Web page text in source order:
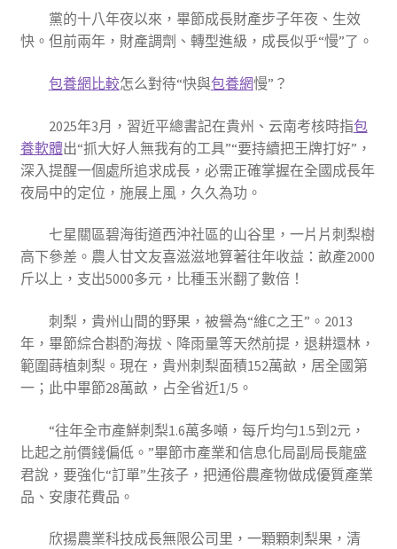
黨的十八年夜以來，畢節成長財產步子年夜、生效
快。但前兩年，財產調劑、轉型進級，成長似乎“慢”了。
包養網比較怎么對待“快與包養網慢”？
2025年3月，習近平總書記在貴州、云南考核時指包
養軟體出“抓大好人無我有的工具”“要持續把王牌打好”，
深入提醒一個處所追求成長，必需正確掌握在全國成長年
夜局中的定位，施展上風，久久為功。
七星關區碧海街道西沖社區的山谷里，一片片刺梨樹
高下參差。農人甘文友喜滋滋地算著往年收益：畝產2000
斤以上，支出5000多元，比種玉米翻了數倍！
刺梨，貴州山間的野果，被譽為“維C之王”。2013
年，畢節綜合斟酌海拔、降雨量等天然前提，退耕還林，
範圍蒔植刺梨。現在，貴州刺梨面積152萬畝，居全國第
一；此中畢節28萬畝，占全省近1/5。
“往年全市產鮮刺梨1.6萬多噸，每斤均勻1.5到2元，
比起之前價錢偏低。”畢節市產業和信息化局副局長龍盛
君說，要強化“訂單”生孩子，把通俗農產物做成優質產業
品、安康花費品。
欣揚農業科技成長無限公司里，一顆顆刺梨果，清